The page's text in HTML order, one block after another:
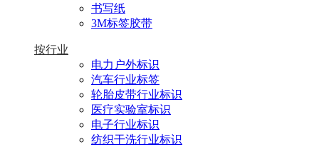
书写纸
3M标签胶带
按行业
电力户外标识
汽车行业标签
轮胎皮带行业标识
医疗实验室标识
电子行业标识
纺织干洗行业标识